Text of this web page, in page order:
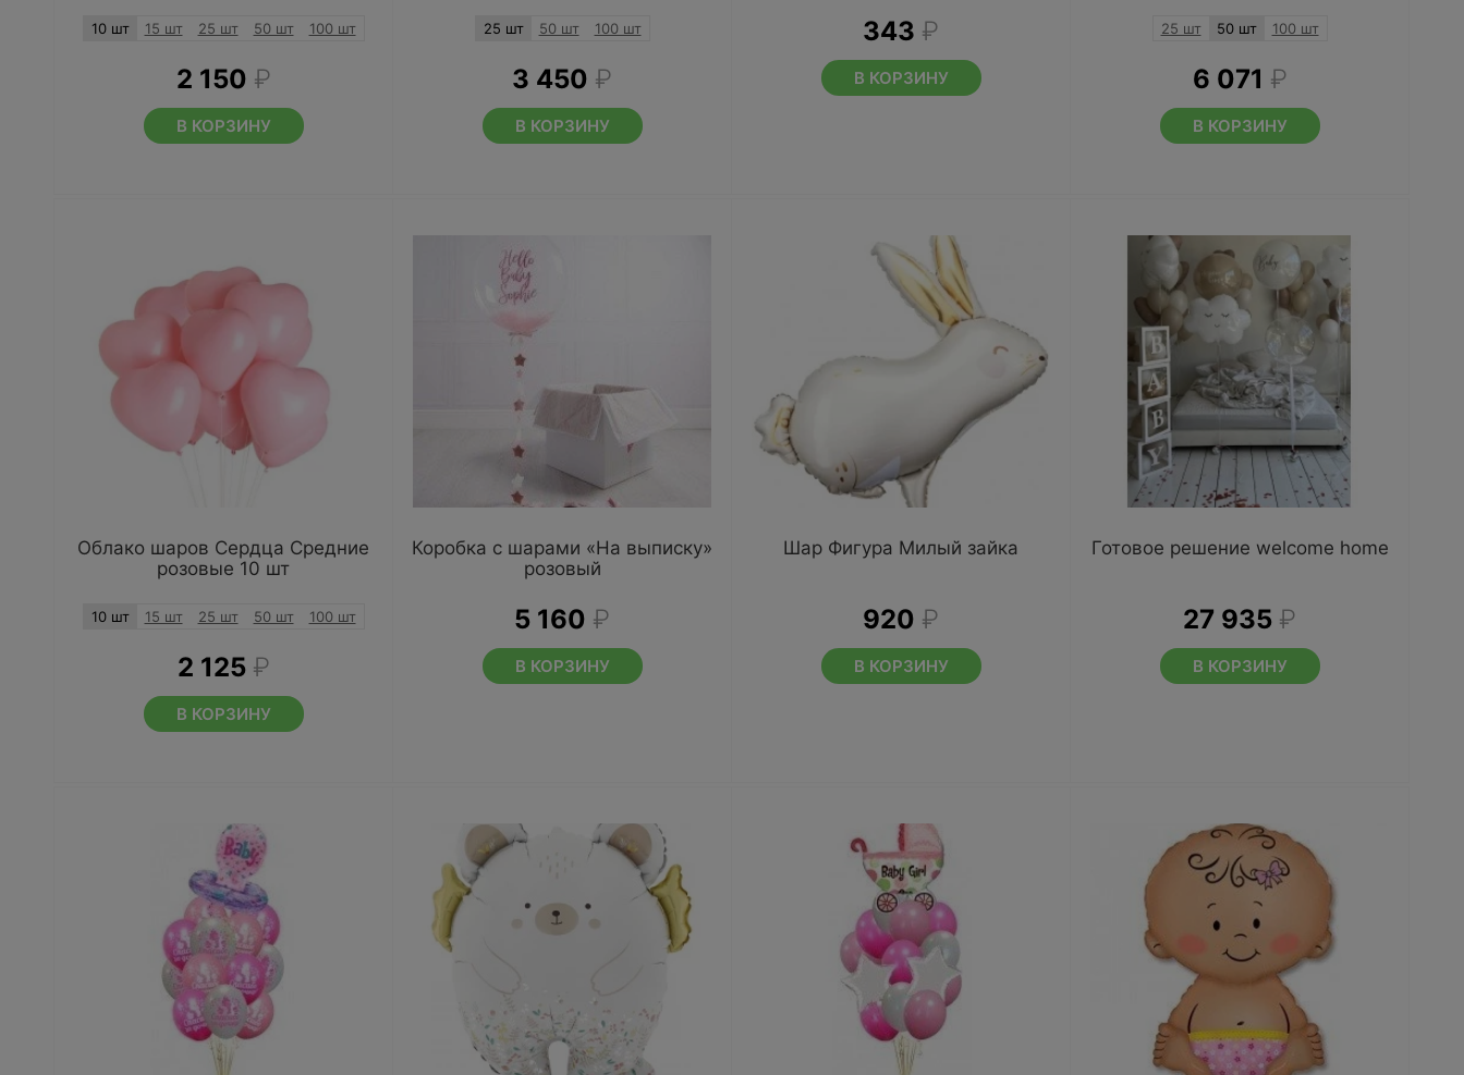
10 шт 15 шт 25 шт 50 шт 100 шт
2 150 ₽
В КОРЗИНУ
25 шт 50 шт 100 шт
3 450 ₽
В КОРЗИНУ
343 ₽
В КОРЗИНУ
25 шт 50 шт 100 шт
6 071 ₽
В КОРЗИНУ
Облако шаров Сердца Средние
розовые 10 шт
10 шт 15 шт 25 шт 50 шт 100 шт
2 125 ₽
В КОРЗИНУ
Коробка с шарами «На выписку»
розовый
5 160 ₽
В КОРЗИНУ
Шар Фигура Милый зайка
920 ₽
В КОРЗИНУ
Готовое решение welcome home
27 935 ₽
В КОРЗИНУ